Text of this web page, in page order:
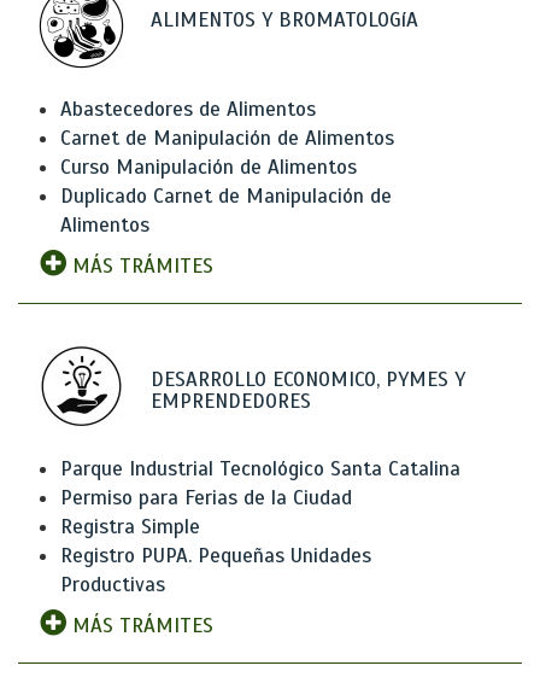
ALIMENTOS Y BROMATOLOGíA
Abastecedores de Alimentos
Carnet de Manipulación de Alimentos
Curso Manipulación de Alimentos
Duplicado Carnet de Manipulación de
Alimentos
MÁS TRÁMITES
DESARROLLO ECONOMICO, PYMES Y
EMPRENDEDORES
Parque Industrial Tecnológico Santa Catalina
Permiso para Ferias de la Ciudad
Registra Simple
Registro PUPA. Pequeñas Unidades
Productivas
MÁS TRÁMITES